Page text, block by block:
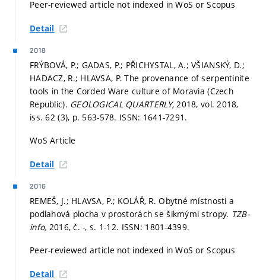
Peer-reviewed article not indexed in WoS or Scopus
Detail
2018
FRÝBOVÁ, P.; GADAS, P.; PŘICHYSTAL, A.; VŠIANSKÝ, D.;
HADACZ, R.; HLAVSA, P. The provenance of serpentinite
tools in the Corded Ware culture of Moravia (Czech
Republic). GEOLOGICAL QUARTERLY, 2018, vol. 2018,
iss. 62 (3), p. 563-578. ISSN: 1641-7291.
WoS Article
Detail
2016
REMEŠ, J.; HLAVSA, P.; KOLÁŘ, R. Obytné místnosti a
podlahová plocha v prostorách se šikmými stropy. TZB-
info, 2016, č. -,s. 1-12. ISSN: 1801-4399.
Peer-reviewed article not indexed in WoS or Scopus
Detail